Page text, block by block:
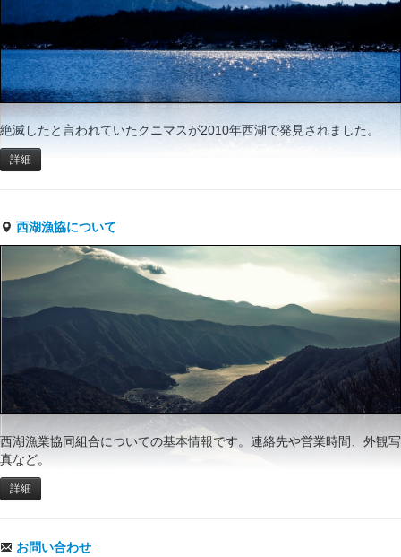
絶滅したと言われていたクニマスが2010年西湖で発見されました。
詳細
西湖漁協について
西湖漁業協同組合についての基本情報です。連絡先や営業時間、外観写
真など。
詳細
お問い合わせ